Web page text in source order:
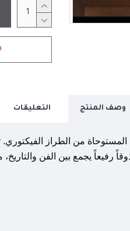
وصف المنتج التعليقات
من الطراز الفيكتوري.
يجمع بين الفن